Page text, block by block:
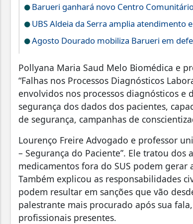
Barueri ganhará novo Centro
UBS Aldeia da Serra amplia atendimento
Agosto Dourado mobiliza Barueri em
Pollyana Maria Saud Melo Biomédica e
“Falhas nos Processos Diagnósticos
envolvidos nos processos diagnósticos e
segurança dos dados dos pacientes,
de segurança, campanhas de
Lourenço Freire Advogado e professor
– Segurança do Paciente”. Ele tratou
medicamentos fora do SUS podem
Também explicou as responsabilidades
podem resultar em sanções que vão
palestrante mais procurado após sua
profissionais presentes.